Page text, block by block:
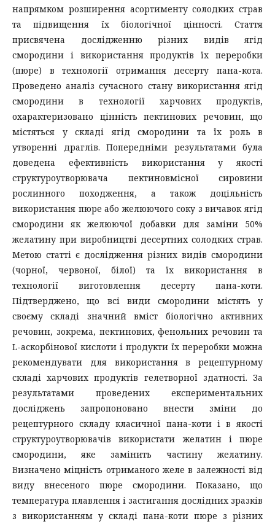
напрямком розширення асортименту солодких страв
та підвищення їх біологічної цінності. Стаття
присвячена дослідженню різних видів ягід
смородини і використання продуктів їх переробки
(пюре) в технології отримання десерту пана-кота.
Проведено аналіз сучасного стану використання ягід
смородини в технології харчових продуктів,
охарактеризовано цінність пектинових речовин, що
містяться у складі ягід смородини та їх роль в
утворенні драглів. Попередніми результатами була
доведена ефективність використання у якості
структуроутворювача пектиновмісної сировини
рослинного походження, а також доцільність
використання пюре або желюючого соку з вичавок ягід
смородини як желюючої добавки для заміни 50%
желатину при виробництві десертних солодких страв.
Метою статті є дослідження різних видів смородини
(чорної, червоної, білої) та їх використання в
технології виготовлення десерту пана-коти.
Підтверджено, що всі види смородини містять у
своєму складі значний вміст біологічно активних
речовин, зокрема, пектинових, фенольних речовин та
L-аскорбінової кислоти і продукти їх переробки можна
рекомендувати для використання в рецептурному
складі харчових продуктів гелетворної здатності. За
результатами проведених експериментальних
досліджень запропоновано внести зміни до
рецептурного складу класичної пана-коти і в якості
структуроутворювачів використати желатин і пюре
смородини, яке замінить частину желатину.
Визначено міцність отриманого желе в залежності від
виду внесеного пюре смородини. Показано, що
температура плавлення і застигання дослідних зразків
з використанням у складі пана-коти пюре з різних